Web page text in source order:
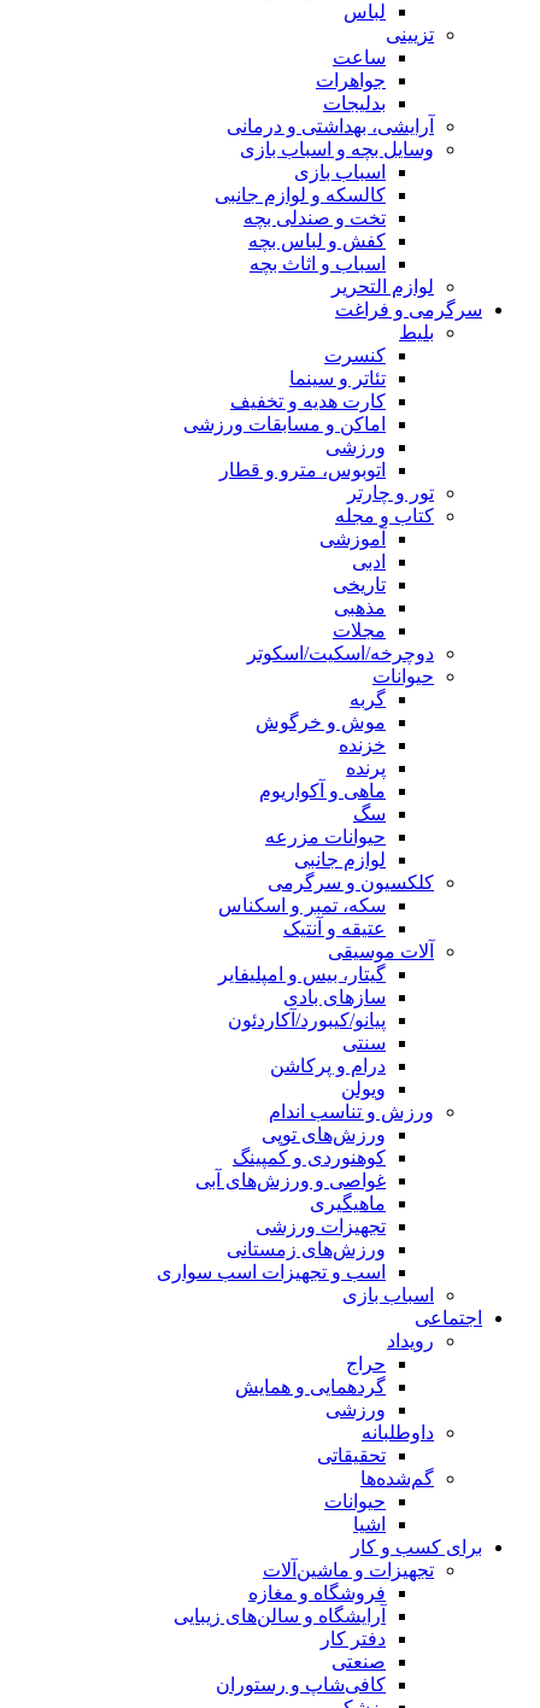
لباس
تزیینی
ساعت
جواهرات
بدلیجات
آرایشی، بهداشتی و درمانی
وسایل بچه و اسباب بازی
اسباب بازی
کالسکه و لوازم جانبی
تخت و صندلی بچه
کفش و لباس بچه
اسباب و اثاث بچه
لوازم التحریر
سرگرمی و فراغت
بلیط
کنسرت
تئاتر و سینما
کارت هدیه و تخفیف
اماکن و مسابقات ورزشی
ورزشی
اتوبوس، مترو و قطار
تور و چارتر
کتاب و مجله
آموزشی
ادبی
تاریخی
مذهبی
مجلات
دوچرخه/اسکیت/اسکوتر
حیوانات
گربه
موش و خرگوش
خزنده
پرنده
ماهی و آکواریوم
سگ
حیوانات مزرعه
لوازم جانبی
کلکسیون و سرگرمی
سکه، تمبر و اسکناس
عتیقه و آنتیک
آلات موسیقی
گیتار، بیس و امپلیفایر
سازهای بادی
پیانو/کیبورد/آکاردئون
سنتی
درام و پرکاشن
ویولن
ورزش و تناسب اندام
ورزش‌های توپی
کوهنوردی و کمپینگ
غواصی و ورزش‌های آبی
ماهیگیری
تجهیزات ورزشی
ورزش‌های زمستانی
اسب و تجهیزات اسب سواری
اسباب‌ بازی
اجتماعی
رویداد
حراج
گردهمایی و همایش
ورزشی
داوطلبانه
تحقیقاتی
گم‌شده‌ها
حیوانات
اشیا
برای کسب و کار
تجهیزات و ماشین‌آلات
فروشگاه و مغازه
آرایشگاه و سالن‌های زیبایی
دفتر کار
صنعتی
کافی‌شاپ و رستوران